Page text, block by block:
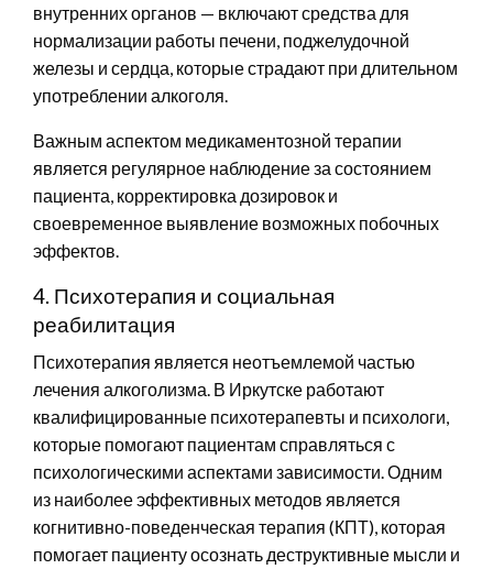
внутренних органов — включают средства для
нормализации работы печени, поджелудочной
железы и сердца, которые страдают при длительном
употреблении алкоголя.
Важным аспектом медикаментозной терапии
является регулярное наблюдение за состоянием
пациента, корректировка дозировок и
своевременное выявление возможных побочных
эффектов.
4. Психотерапия и социальная
реабилитация
Психотерапия является неотъемлемой частью
лечения алкоголизма. В Иркутске работают
квалифицированные психотерапевты и психологи,
которые помогают пациентам справляться с
психологическими аспектами зависимости. Одним
из наиболее эффективных методов является
когнитивно-поведенческая терапия (КПТ), которая
помогает пациенту осознать деструктивные мысли и